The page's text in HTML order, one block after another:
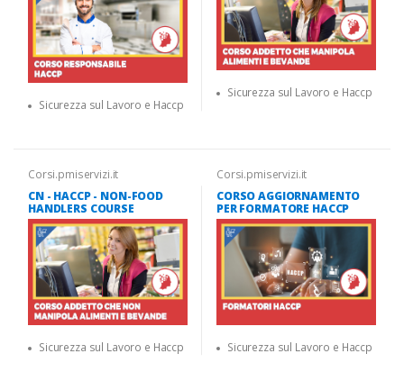
Sicurezza sul Lavoro e Haccp
Sicurezza sul Lavoro e Haccp
Corsi.pmiservizi.it
CN - HACCP - NON-FOOD
HANDLERS COURSE
Sicurezza sul Lavoro e Haccp
Corsi.pmiservizi.it
CORSO AGGIORNAMENTO
PER FORMATORE HACCP
Sicurezza sul Lavoro e Haccp